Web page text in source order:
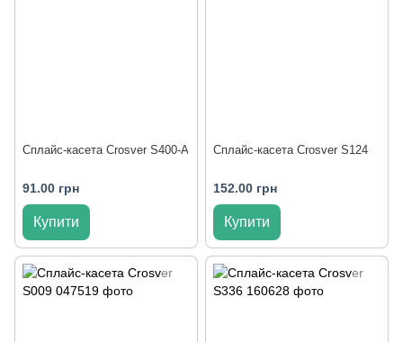
Сплайс-касета Crosver S400-A
91.00 грн
Купити
Сплайс-касета Crosver S124
152.00 грн
Купити